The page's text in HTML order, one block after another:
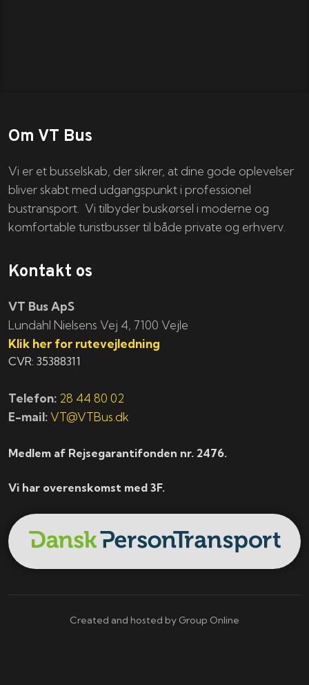
Om VT Bus
Vi er et busselskab, der sikrer, at dine gode oplevelser
bliver skabt med udgangspunkt i professionel
bustransport. Vi tilbyder buskørsel i moderne og
komfortable turistbusser til både private og erhverv.
Kontakt os
VT Bus ApS
​​​Lundahl Nielsens Vej 4, 7100 Vejle
Klik her for rutevejledning
CVR: 35388311
Telefon: 28 44 80 02
E-mail: VT@VTBus.dk
Medlem af Rejsegarantifonden nr. 2476.
Vi har overenskomst med 3F.
Created and hosted by Group Online